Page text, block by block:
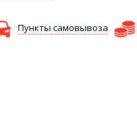
Пункты самовывоза